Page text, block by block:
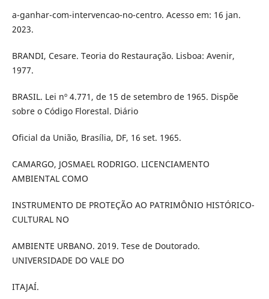
a-ganhar-com-intervencao-no-centro. Acesso em: 16 jan.
2023.
BRANDI, Cesare. Teoria do Restauração. Lisboa: Avenir,
1977.
BRASIL. Lei nº 4.771, de 15 de setembro de 1965. Dispõe
sobre o Código Florestal. Diário
Oficial da União, Brasília, DF, 16 set. 1965.
CAMARGO, JOSMAEL RODRIGO. LICENCIAMENTO
AMBIENTAL COMO
INSTRUMENTO DE PROTEÇÃO AO PATRIMÔNIO HISTÓRICO-
CULTURAL NO
AMBIENTE URBANO. 2019. Tese de Doutorado.
UNIVERSIDADE DO VALE DO
ITAJAÍ.